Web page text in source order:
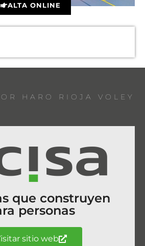
ALTA ONLINE
HARO RIOJA VOLEY
que construyen
personas
sitio web